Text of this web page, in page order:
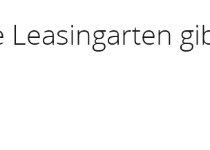
Leasingarten